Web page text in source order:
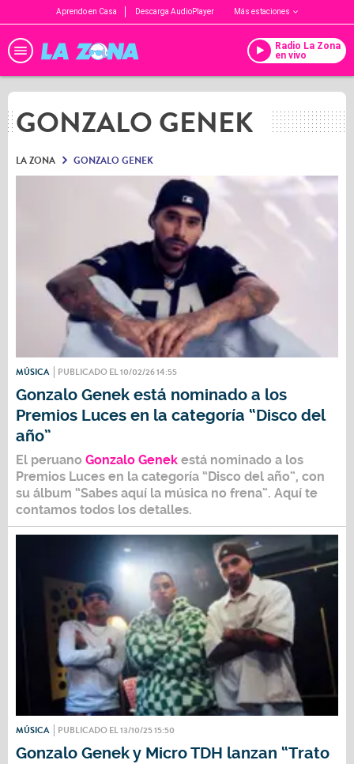
Aprendo en Casa Descarga AudioPlayer Más estaciones
Radio La Zona
en vivo
GONZALO GENEK
LA ZONA GONZALO GENEK
MÚSICA PUBLICADO EL 10/02/26 14:55
Gonzalo Genek está nominado a los
Premios Luces en la categoría “Disco del
año”
El peruano Gonzalo Genek está nominado a los
Premios Luces en la categoría “Disco del año”, con
su álbum “Sabes aquí la música no frena”. Aquí te
contamos todos los detalles.
MÚSICA PUBLICADO EL 13/10/25 15:50
Gonzalo Genek y Micro TDH lanzan “Trato